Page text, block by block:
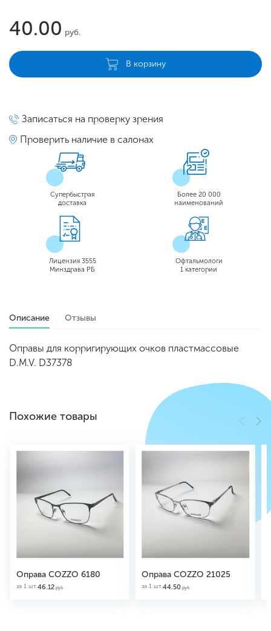
40.00 руб.
В корзину
Записаться на проверку зрения
Проверить наличие в салонах
Супербыстрая
доставка
Более 20 000
наименований
Лицензия 3555
Минздрава РБ
Офтальмологи
1 категории
Описание Отзывы
Оправы для корригирующих очков пластмассовые
D.M.V. D37378
Похожие товары
Оправа COZZO 6180
за 1 шт.46.12 руб.
Оправа COZZO 21025
за 1 шт.44.50 руб.